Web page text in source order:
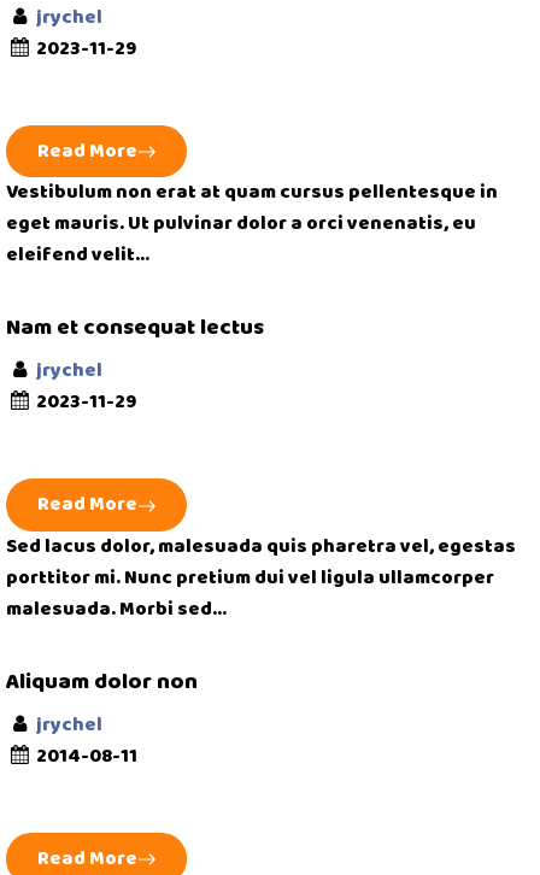
2023-11-29
jrychel
2023-11-29
jrychel
Nam et consequat lectus
Vestibulum non erat at quam cursus pellentesque in
eget mauris. Ut pulvinar dolor a orci venenatis, eu
eleifend velit...
Read More
2014-08-11
jrychel
Aliquam dolor non
Sed lacus dolor, malesuada quis pharetra vel, egestas
porttitor mi. Nunc pretium dui vel ligula ullamcorper
malesuada. Morbi sed...
Read More
Read More